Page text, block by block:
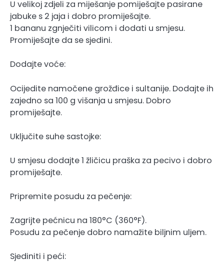
U velikoj zdjeli za miješanje pomiješajte pasirane
jabuke s 2 jaja i dobro promiješajte.
1 bananu zgnječiti vilicom i dodati u smjesu.
Promiješajte da se sjedini.
Dodajte voće:
Ocijedite namočene grožđice i sultanije. Dodajte ih
zajedno sa 100 g višanja u smjesu. Dobro
promiješajte.
Uključite suhe sastojke:
U smjesu dodajte 1 žličicu praška za pecivo i dobro
promiješajte.
Pripremite posudu za pečenje:
Zagrijte pećnicu na 180°C (360°F).
Posudu za pečenje dobro namažite biljnim uljem.
Sjediniti i peći: